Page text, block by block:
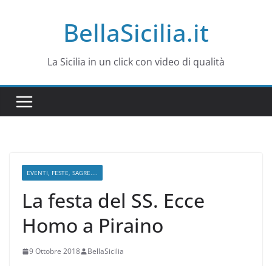
BellaSicilia.it
La Sicilia in un click con video di qualità
EVENTI, FESTE, SAGRE....
La festa del SS. Ecce
Homo a Piraino
9 Ottobre 2018 BellaSicilia